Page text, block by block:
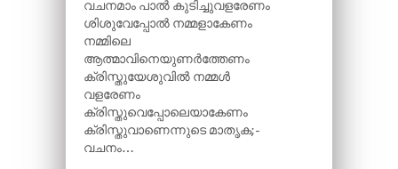
വചനമാം പാൽ കുടിച്ചുവളരേണം
ശിശുവേപ്പോൽ നമ്മളാകേണം
നമ്മിലെ
ആത്മാവിനെയുണർത്തേണം
ക്രിസ്തുയേശുവിൽ നമ്മൾ
വളരേണം
ക്രിസ്തുവെപ്പോലെയാകേണം
ക്രിസ്തുവാണെന്നുടെ മാതൃക;-
വചനം…